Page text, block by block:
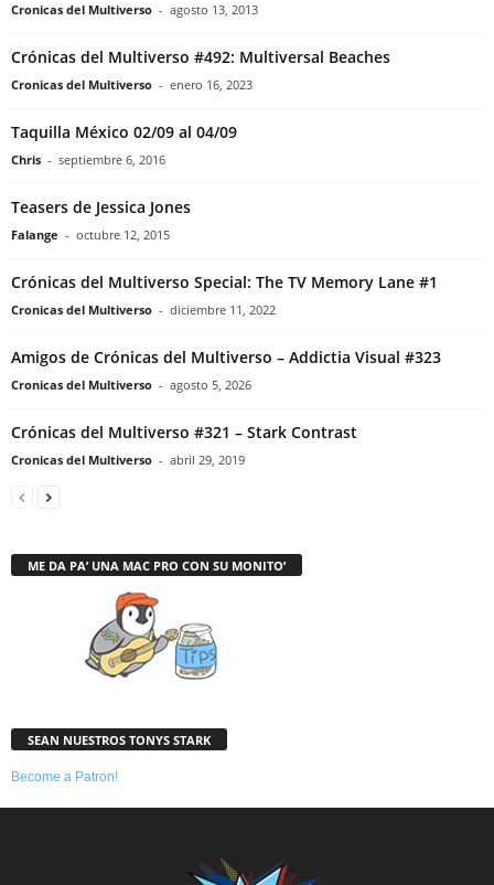
Cronicas del Multiverso - agosto 13, 2013
Crónicas del Multiverso #492: Multiversal Beaches
Cronicas del Multiverso - enero 16, 2023
Taquilla México 02/09 al 04/09
Chris - septiembre 6, 2016
Teasers de Jessica Jones
Falange - octubre 12, 2015
Crónicas del Multiverso Special: The TV Memory Lane #1
Cronicas del Multiverso - diciembre 11, 2022
Amigos de Crónicas del Multiverso – Addictia Visual #323
Cronicas del Multiverso - agosto 5, 2026
Crónicas del Multiverso #321 – Stark Contrast
Cronicas del Multiverso - abril 29, 2019
ME DA PA’ UNA MAC PRO CON SU MONITO’
SEAN NUESTROS TONYS STARK
Become a Patron!